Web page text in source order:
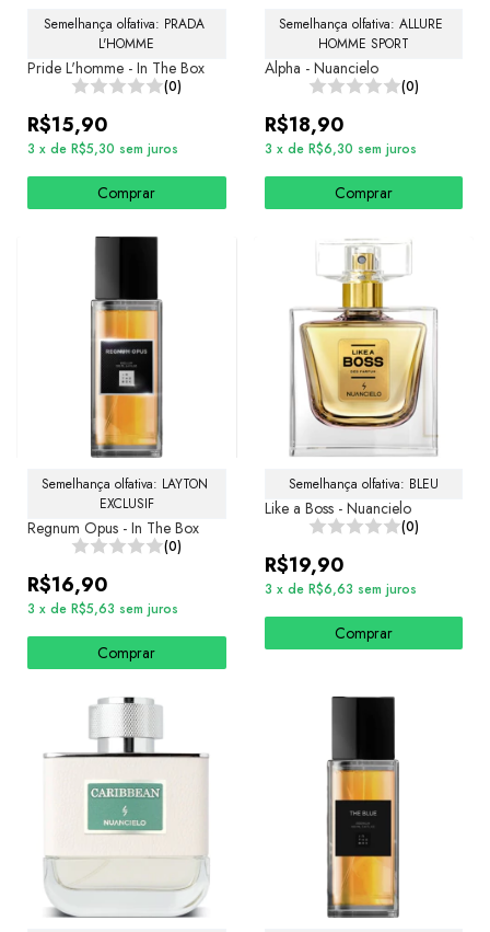
Semelhança olfativa: PRADA
L'HOMME
Pride L'homme - In The Box
(0)
R$15,90
3 x de R$5,30 sem juros
Comprar
Semelhança olfativa: ALLURE
HOMME SPORT
Alpha - Nuancielo
(0)
R$18,90
3 x de R$6,30 sem juros
Comprar
Semelhança olfativa: LAYTON
EXCLUSIF
Regnum Opus - In The Box
(0)
R$16,90
3 x de R$5,63 sem juros
Comprar
Semelhança olfativa: BLEU
Like a Boss - Nuancielo
(0)
R$19,90
3 x de R$6,63 sem juros
Comprar